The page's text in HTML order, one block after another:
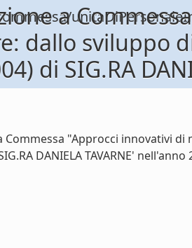
a
dallo sviluppo
di SIG.RA
Commessa "Approcci innovativi
DANIELA TAVARNE'